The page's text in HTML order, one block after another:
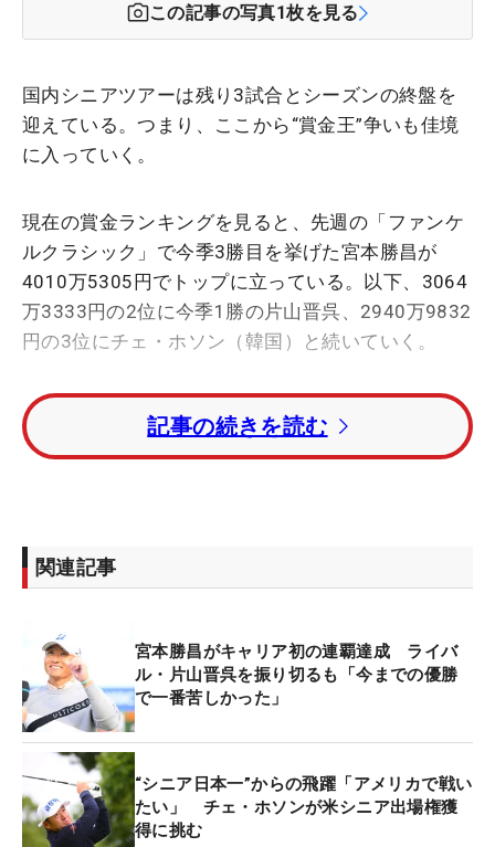
この記事の写真1枚を見る
国内シニアツアーは残り3試合とシーズンの終盤を
迎えている。つまり、ここから“賞金王”争いも佳境
に入っていく。
現在の賞金ランキングを見ると、先週の「ファンケ
ルクラシック」で今季3勝目を挙げた宮本勝昌が
4010万5305円でトップに立っている。以下、3064
万3333円の2位に今季1勝の片山晋呉、2940万9832
円の3位にチェ・ホソン（韓国）と続いていく。
宮本は昨年も賞金ランク1位の座についており、こ
のままトップをキープすれば2年連続の王者に輝く
こととなる。しかし、本人の視線は「賞金はもちろ
れ目がけて、1戦1戦やるだけ」と、米国に向いてい
る。
11月12～15日にバックホーン・スプリングス（米
フロリダ州）で行われるQT第1次予選にもエントリ
ーしており、それまでの国内ツアーでは「少しで
も、課題をクリアにして行きたい」ということを強
く意識する。もちろん優勝を狙いながらではある
が、米シニアの切符獲得のための準備期間ととらえ
ている。同3位のホソンも「アメリカで戦う気持ち
記事の続きを読む
関連記事
宮本勝昌がキャリア初の連覇達成 ライバ
ル・片山晋呉を振り切るも「今までの優勝
で一番苦しかった」
“シニア日本一”からの飛躍「アメリカで戦い
たい」 チェ・ホソンが米シニア出場権獲
得に挑む